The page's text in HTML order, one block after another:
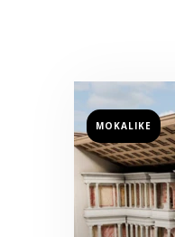
MOKALIKE